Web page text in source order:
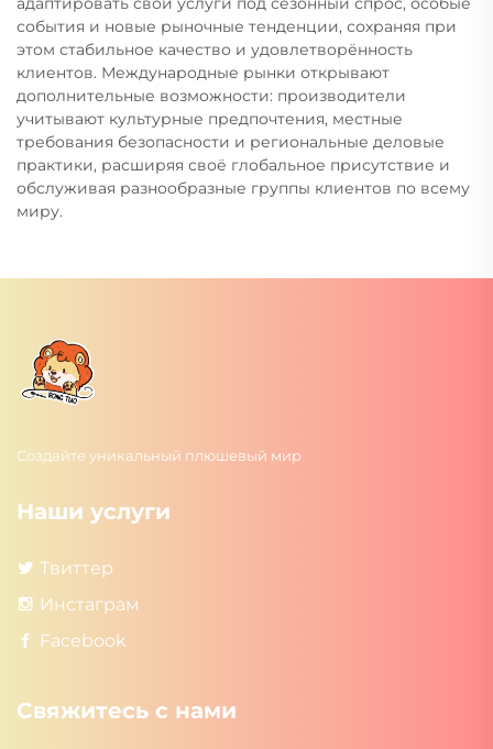
события и новые рыночные тенденции, сохраняя при
этом стабильное качество и удовлетворённость
клиентов. Международные рынки открывают
дополнительные возможности: производители
учитывают культурные предпочтения, местные
требования безопасности и региональные деловые
практики, расширяя своё глобальное присутствие и
обслуживая разнообразные группы клиентов по всему
миру.
Создайте уникальный плюшевый мир
Наши услуги
Твиттер
Инстаграм
Facebook
Свяжитесь с нами